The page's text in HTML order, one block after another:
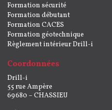
Formation sécurité
Formation débutant
Formation CACES
Formation géotechnique
Règlement intérieur Drill-i
Coordonnées
Drill-i
55 rue Ampère
69680 – CHASSIEU